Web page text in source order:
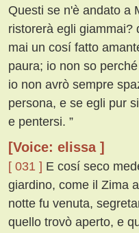
Questi se n'è andato a
ristorerà egli giammai?
mai un cosí fatto
paura; io non so
io non avrò sempre
persona, e se egli pur
e pentersi. ”
[Voice: elissa ]
[ 031 ] E cosí seco
giardino, come il Zima
notte fu venuta,
quello trovò aperto, e